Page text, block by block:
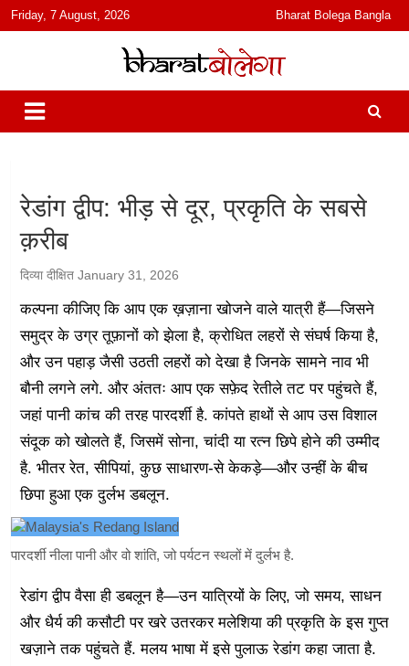
content
Friday, 7 August, 2026 Bharat Bolega Bangla
भारत बोलेगा
हिंदी में समाचार, विचार, ऑडियो, वीडियो और फ़ीचर. भारत बोलेगा हिंदी न्यूज़ वेबसाइट
India: News, Views, Info, Trends & Podcast I जानकारी भी समझदारी भी
और पॉडकास्ट
रेडांग द्वीप: भीड़ से दूर, प्रकृति के सबसे
क़रीब
दिव्या दीक्षित January 31, 2026
कल्पना कीजिए कि आप एक ख़ज़ाना खोजने वाले यात्री हैं—जिसने
समुद्र के उग्र तूफ़ानों को झेला है, क्रोधित लहरों से संघर्ष किया है,
और उन पहाड़ जैसी उठती लहरों को देखा है जिनके सामने नाव भी
बौनी लगने लगे. और अंततः आप एक सफ़ेद रेतीले तट पर पहुंचते हैं,
जहां पानी कांच की तरह पारदर्शी है. कांपते हाथों से आप उस विशाल
संदूक को खोलते हैं, जिसमें सोना, चांदी या रत्न छिपे होने की उम्मीद
है. भीतर रेत, सीपियां, कुछ साधारण-से केकड़े—और उन्हीं के बीच
छिपा हुआ एक दुर्लभ डबलून.
पारदर्शी नीला पानी और वो शांति, जो पर्यटन स्थलों में दुर्लभ है.
रेडांग द्वीप वैसा ही डबलून है—उन यात्रियों के लिए, जो समय, साधन
और धैर्य की कसौटी पर खरे उतरकर मलेशिया की प्रकृति के इस गुप्त
खज़ाने तक पहुंचते हैं. मलय भाषा में इसे पुलाऊ रेडांग कहा जाता है.